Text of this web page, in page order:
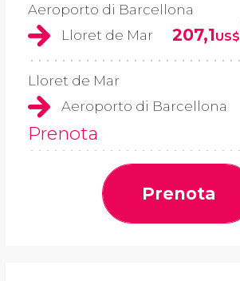
Aeroporto di Barcellona
Lloret de Mar
207,1US$
Lloret de Mar
Aeroporto di Barcellona
Prenota
Prenota